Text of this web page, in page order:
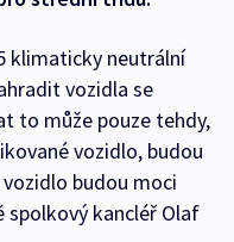
klimaticky neutrální
vozidla se
to může pouze tehdy,
vozidlo, budou
budou moci
spolkový kancléř Olaf